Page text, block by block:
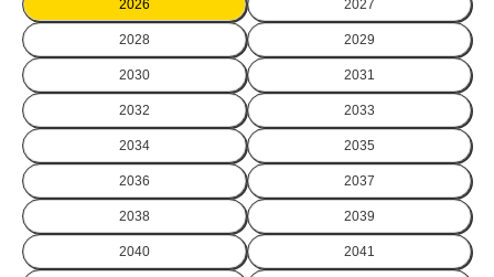
2026 2027
2028 2029
2030 2031
2032 2033
2034 2035
2036 2037
2038 2039
2040 2041